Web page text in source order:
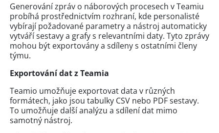
Generování zpráv o náborových procesech v Teamiu
probíhá prostřednictvím rozhraní, kde personalisté
vybírají požadované parametry a nástroj automaticky
vytváří sestavy a grafy s relevantními daty. Tyto zprávy
mohou být exportovány a sdíleny s ostatními členy
týmu.
Exportování dat z Teamia
Teamio umožňuje exportovat data v různých
formátech, jako jsou tabulky CSV nebo PDF sestavy.
To umožňuje další analýzu a sdílení dat mimo
samotný nástroj.